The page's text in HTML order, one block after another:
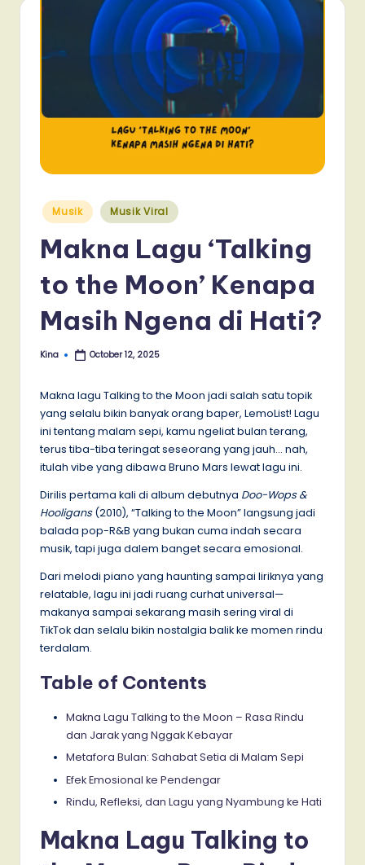
Posted
in
Musik Musik Viral
Makna Lagu ‘Talking
to the Moon’ Kenapa
Masih Ngena di Hati?
Posted
Kina October 12, 2025
Makna lagu Talking to the Moon jadi salah satu topik
yang selalu bikin banyak orang baper, LemoList! Lagu
ini tentang malam sepi, kamu ngeliat bulan terang,
terus tiba-tiba teringat seseorang yang jauh… nah,
itulah vibe yang dibawa Bruno Mars lewat lagu ini.
Dirilis pertama kali di album debutnya Doo-Wops &
Hooligans(2010), “Talking to the Moon” langsung jadi
balada pop-R&B yang bukan cuma indah secara
musik, tapi juga dalem banget secara emosional.
Dari melodi piano yang haunting sampai liriknya yang
relatable, lagu ini jadi ruang curhat universal—
makanya sampai sekarang masih sering viral di
TikTok dan selalu bikin nostalgia balik ke momen rindu
terdalam.
Table of Contents
Makna Lagu Talking to the Moon – Rasa Rindu
dan Jarak yang Nggak Kebayar
Metafora Bulan: Sahabat Setia di Malam Sepi
Efek Emosional ke Pendengar
Rindu, Refleksi, dan Lagu yang Nyambung ke Hati
Makna Lagu Talking to